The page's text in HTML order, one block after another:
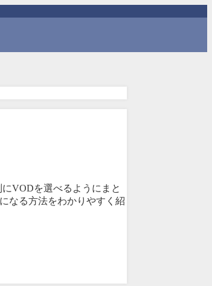
VODを選べるようにまと
なる方法をわかりやすく紹